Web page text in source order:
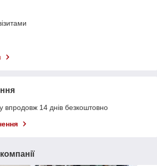
впродовж 14 днів безкоштовно